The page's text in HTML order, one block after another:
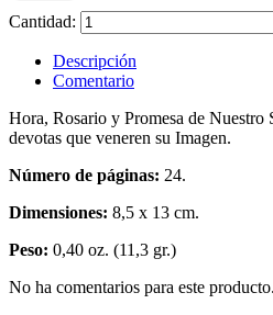
Cantidad:
Descripción
Comentario
Hora, Rosario y Promesa de Nuestro
devotas que veneren su Imagen.
Número de páginas: 24.
Dimensiones: 8,5 x 13 cm.
Peso: 0,40 oz. (11,3 gr.)
No ha comentarios para este producto.